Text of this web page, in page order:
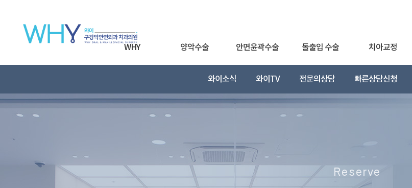
WHY 양악수술 안면윤곽수술 돌출입 수술 치아교정
와이소식 와이TV 전문의상담 빠른상담신청
Reserve